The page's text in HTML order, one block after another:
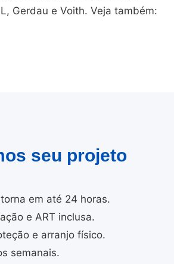
Gerdau e Voith. Veja também:
seu projeto
em até 24 horas.
e ART inclusa.
e arranjo físico.
semanais.